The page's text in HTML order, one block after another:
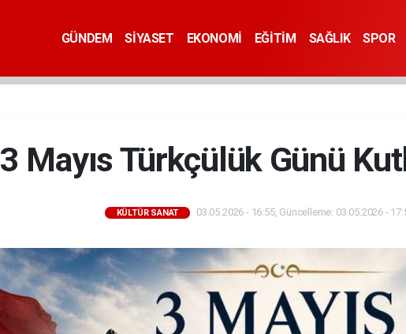
GÜNDEM SİYASET EKONOMİ EĞİTİM SAĞLIK SPOR
3 Mayıs Türkçülük Günü
KÜLTÜR SANAT 03.05.2026 - 16:55, Güncelleme: 03.05.2026 -